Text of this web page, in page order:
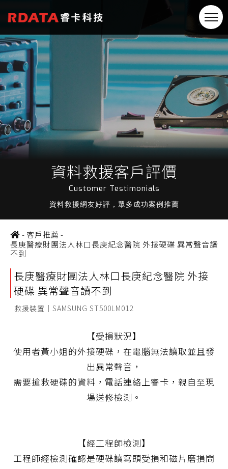
資料救援客戶評價
Customer Testimonials
資料救援網友好評，眾多成功案例推薦
-客戶推薦 -
長庚醫療財團法人林口長庚紀念醫院 外接硬碟 異常聲音讀
不到
長庚醫療財團法人林口長庚紀念醫院 外接
硬碟 異常聲音讀不到
救援裝置｜SAMSUNG ST500LM012
【受損狀況】
使用者黃小姐的外接硬碟，在電腦無法讀取並且發
出異常聲音，
需要搶救硬碟的資料，電話連絡上睿卡，親自至現
場送修檢測。
【經工程師檢測】
工程師經檢測確認是硬碟讀寫頭受損和磁片磨損問